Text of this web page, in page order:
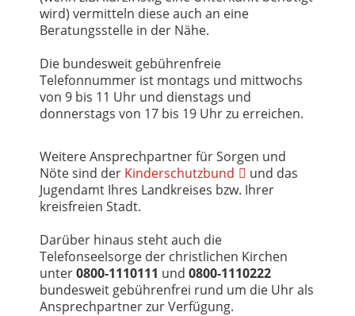
wird) vermitteln diese auch an eine
Beratungsstelle in der Nähe.
Die bundesweit gebührenfreie
Telefonnummer ist montags und mittwochs
von 9 bis 11 Uhr und dienstags und
donnerstags von 17 bis 19 Uhr zu erreichen.
Weitere Ansprechpartner für Sorgen und
Nöte sind der Kinderschutzbund
und das
Jugendamt Ihres Landkreises bzw. Ihrer
kreisfreien Stadt.
Darüber hinaus steht auch die
Telefonseelsorge der christlichen Kirchen
unter0800-1110111 und 0800-1110222
bundesweit gebührenfrei rund um die Uhr als
Ansprechpartner zur Verfügung.